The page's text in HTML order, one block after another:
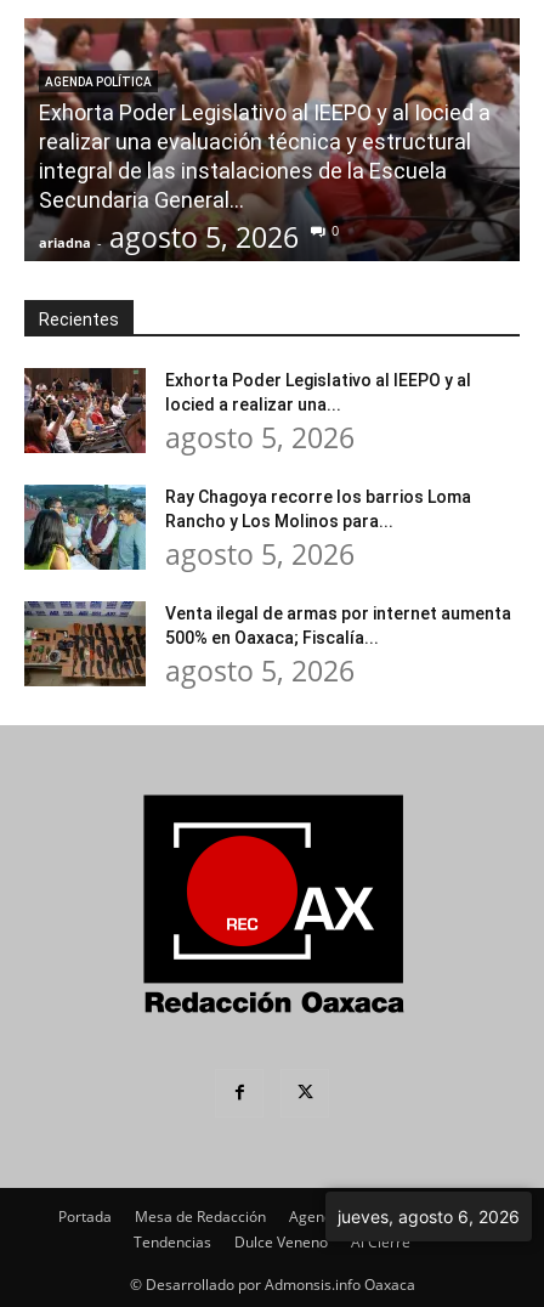
AGENDA POLÍTICA
Exhorta Poder Legislativo al IEEPO y al Iocied a
realizar una evaluación técnica y estructural
integral de las instalaciones de la Escuela
Secundaria General...
ariadna - agosto 5, 2026 0
Recientes
Exhorta Poder Legislativo al IEEPO y al
Iocied a realizar una...
agosto 5, 2026
Ray Chagoya recorre los barrios Loma
Rancho y Los Molinos para...
agosto 5, 2026
Venta ilegal de armas por internet aumenta
500% en Oaxaca; Fiscalía...
agosto 5, 2026
Portada Mesa de Redacción Agenda Política
Imagen
Tendencias
Dulce Veneno Al Cierre
© Desarrollado por Admonsis.info Oaxaca
jueves, agosto 6, 2026